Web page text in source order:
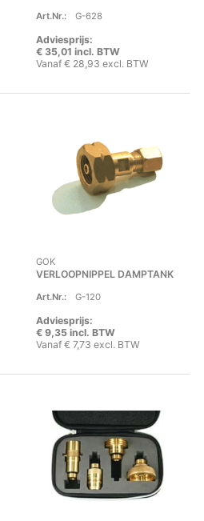
Art.Nr.: G-628
Adviesprijs:
€ 35,01 incl. BTW
Vanaf € 28,93 excl. BTW
GOK
VERLOOPNIPPEL DAMPTANK
Art.Nr.: G-120
Adviesprijs:
€ 9,35 incl. BTW
Vanaf € 7,73 excl. BTW